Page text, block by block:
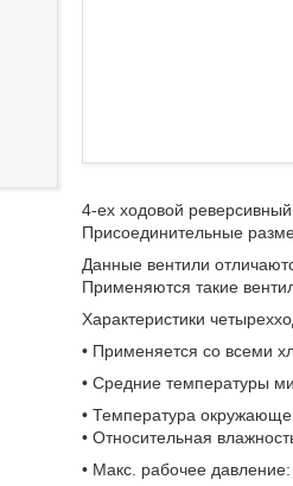
4-ех ходовой
Присоединительные
Данные вентили
Применяются такие
Характеристики
• Применяется со всеми
• Средние температуры
• Температура
• Относительная
• Макс. рабочее